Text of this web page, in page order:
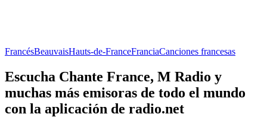
FrancésBeauvaisHauts-de-FranceFranciaCanciones francesas
Escucha Chante France, M Radio y
muchas más emisoras de todo el mundo
con la aplicación de radio.net